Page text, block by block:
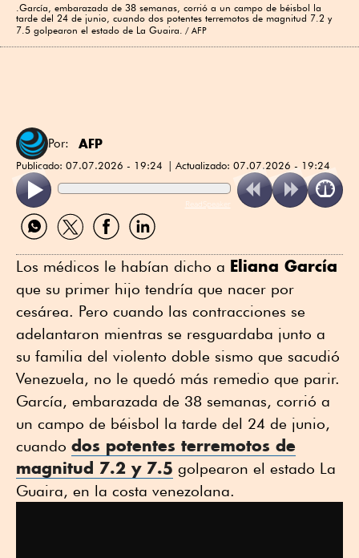
.García, embarazada de 38 semanas, corrió a un campo de béisbol la
tarde del 24 de junio, cuando dos potentes terremotos de magnitud 7.2 y
7.5 golpearon el estado de La Guaira.
AFP
Por: AFP
Publicado: 07.07.2026 - 19:24 Actualizado: 07.07.2026 - 19:24
ReadSpeaker
Compartir
por
Compartir
por
Compartir
por
Compartir
por
Los médicos le habían dicho a Eliana García
que su primer hijo tendría que nacer por
cesárea. Pero cuando las contracciones se
adelantaron mientras se resguardaba junto a
su familia del violento doble sismo que sacudió
Venezuela, no le quedó más remedio que parir.
García, embarazada de 38 semanas, corrió a
un campo de béisbol la tarde del 24 de junio,
cuando dos potentes terremotos de
magnitud 7.2 y 7.5 golpearon el estado La
Guaira, en la costa venezolana.